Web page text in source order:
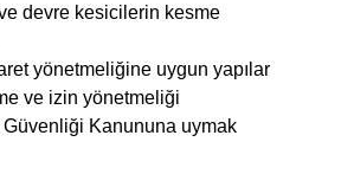
devre kesicilerin kesme
yönetmeliğine uygun yapılar
ve izin yönetmeliği
Güvenliği Kanununa uymak